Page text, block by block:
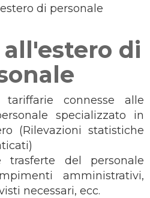
di personale
di
tariffarie connesse alle
specializzato in
(Rilevazioni statistiche
trasferte del personale
amministrativi,
necessari, ecc.